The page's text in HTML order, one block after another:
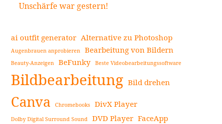
Unschärfe war gestern!
ai outfit generator Alternative zu Photoshop
Augenbrauen anprobieren Bearbeitung von Bildern
Beauty-Anzeigen BeFunky Beste Videobearbeitungssoftware
Bildbearbeitung Bild drehen
Canva Chromebooks DivX Player
Dolby Digital Surround Sound DVD Player FaceApp